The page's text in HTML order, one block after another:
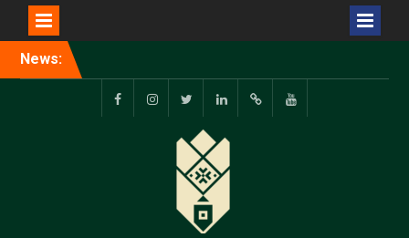
News:
випускних
кваліфікаційних робіт
facebook.comwww.instagram.com
twitter.comlinkedin researchgate.net
www.youtube.com